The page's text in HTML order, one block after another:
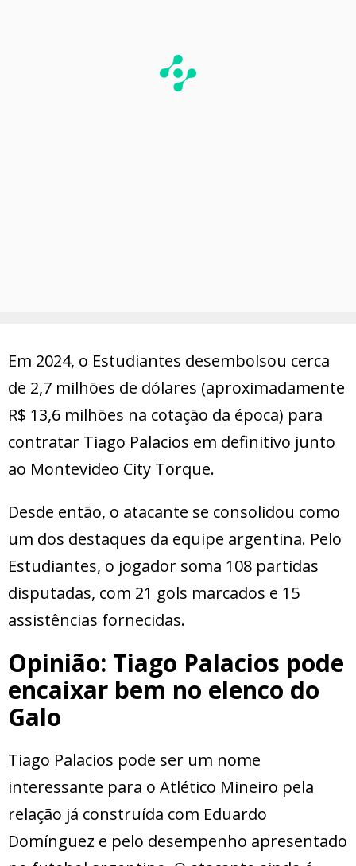
Em 2024, o Estudiantes desembolsou cerca
de 2,7 milhões de dólares (aproximadamente
R$ 13,6 milhões na cotação da época) para
contratar Tiago Palacios em definitivo junto
ao Montevideo City Torque.
Desde então, o atacante se consolidou como
um dos destaques da equipe argentina. Pelo
Estudiantes, o jogador soma 108 partidas
disputadas, com 21 gols marcados e 15
assistências fornecidas.
Opinião: Tiago Palacios pode
encaixar bem no elenco do
Galo
Tiago Palacios pode ser um nome
interessante para o Atlético Mineiro pela
relação já construída com Eduardo
Domínguez e pelo desempenho apresentado